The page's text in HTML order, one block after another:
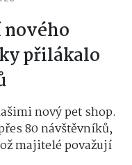
přilákalo
nový pet shop.
80 návštěvníků,
majitelé považují